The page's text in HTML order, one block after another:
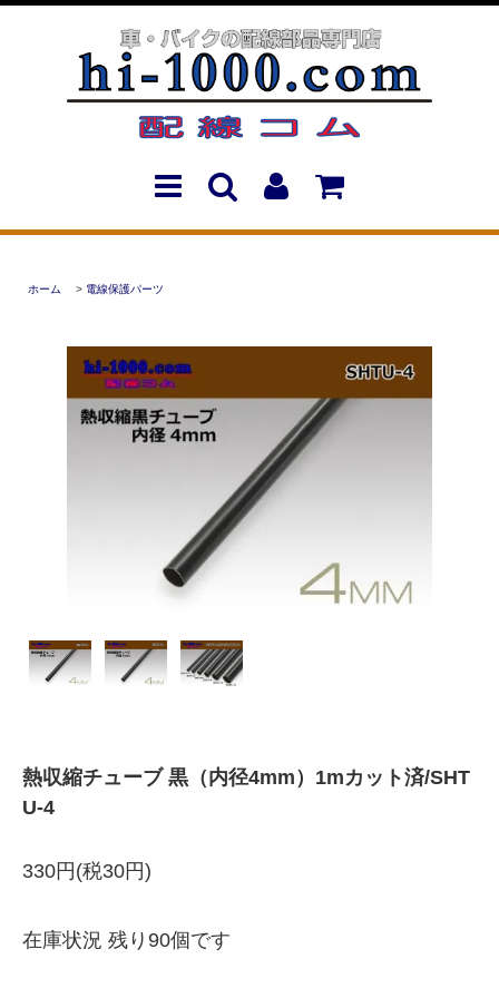
ホーム > 電線保護パーツ
熱収縮チューブ 黒（内径4mm）1mカット済/SHT
U-4
330円(税30円)
在庫状況 残り90個です